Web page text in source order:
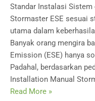
Standar Instalasi
Stormaster ESE sesuai
utama dalam
Banyak orang mengira
Emission (ESE) hanya
Padahal, berdasarkan
Installation Manual
Sistem
Read More »